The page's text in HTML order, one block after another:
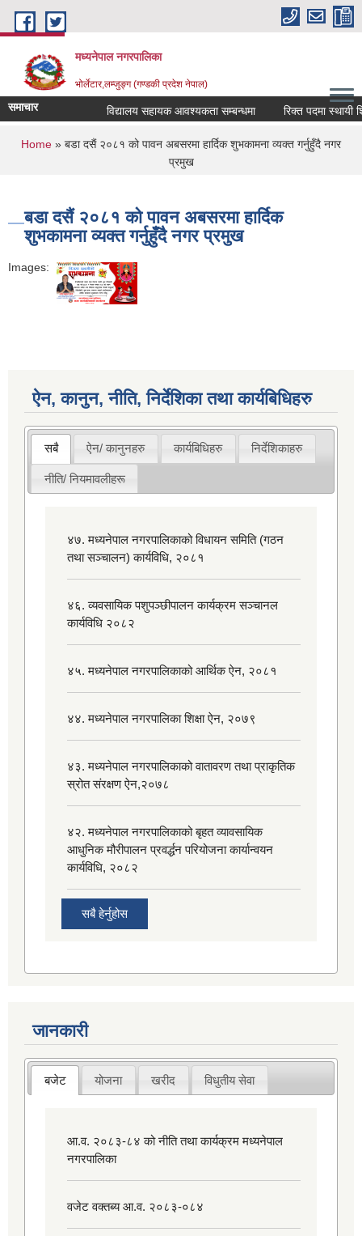
Skip to main content
मध्यनेपाल नगरपालिका
भोर्लेटार,लम्जुङ्ग (गण्डकी प्रदेश नेपाल)
समाचार विद्यालय सहायक आवश्यकता सम्बन्धमा रिक्त पदमा स्थायी
You are here
Home » बडा दसैं २०८१ को पावन अबसरमा हार्दिक शुभकामना व्यक्त गर्नुहुँदै नगर
प्रमुख
बडा दसैं २०८१ को पावन अबसरमा हार्दिक
शुभकामना व्यक्त गर्नुहुँदै नगर प्रमुख
Images:
ऐन, कानुन, नीति, निर्देशिका तथा कार्यबिधिहरु
सबै ऐन/ कानुनहरु कार्यबिधिहरु निर्देशिकाहरु
नीति/ नियमावलीहरू
४७. मध्यनेपाल नगरपालिकाको विधायन समिति (गठन
तथा सञ्चालन) कार्यविधि, २०८१
४६. व्यवसायिक पशुपञ्छीपालन कार्यक्रम सञ्चानल
कार्यविधि २०८२
४५. मध्यनेपाल नगरपालिकाको आर्थिक ऐन, २०८१
४४. मध्यनेपाल नगरपालिका शिक्षा ऐन, २०७९
४३. मध्यनेपाल नगरपालिकाको वातावरण तथा प्राकृतिक
स्रोत संरक्षण ऐन,२०७८
४२. मध्यनेपाल नगरपालिकाको बृहत व्यावसायिक
आधुनिक मौरीपालन प्रवर्द्धन परियोजना कार्यान्वयन
कार्यविधि, २०८२
सबै हेर्नुहोस
जानकारी
बजेट योजना खरीद विधुतीय सेवा
आ.व. २०८३-८४ को नीति तथा कार्यक्रम मध्यनेपाल
नगरपालिका
वजेट वक्तब्य आ.व. २०८३-०८४